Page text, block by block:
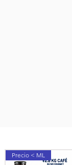
Precio < ML